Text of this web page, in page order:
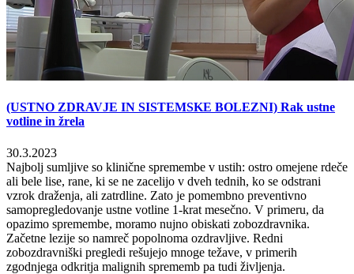
(USTNO ZDRAVJE IN SISTEMSKE BOLEZNI) Rak ustne
votline in žrela
30.3.2023
Najbolj sumljive so klinične spremembe v ustih: ostro omejene rdeče
ali bele lise, rane, ki se ne zacelijo v dveh tednih, ko se odstrani
vzrok draženja, ali zatrdline. Zato je pomembno preventivno
samopregledovanje ustne votline 1-krat mesečno. V primeru, da
opazimo spremembe, moramo nujno obiskati zobozdravnika.
Začetne lezije so namreč popolnoma ozdravljive. Redni
zobozdravniški pregledi rešujejo mnoge težave, v primerih
zgodnjega odkritja malignih sprememb pa tudi življenja.